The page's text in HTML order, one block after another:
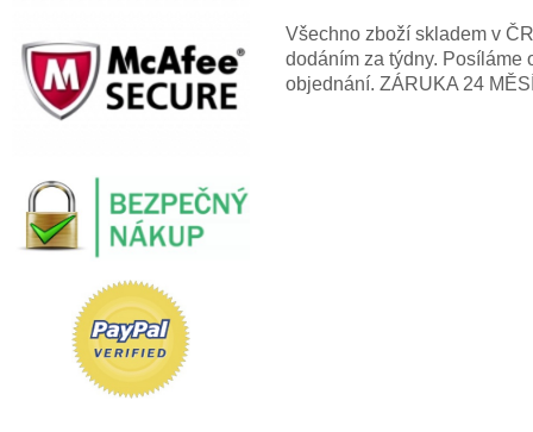
Všechno zboží skladem v
dodáním za týdny. Posíláme
objednání. ZÁRUKA 24